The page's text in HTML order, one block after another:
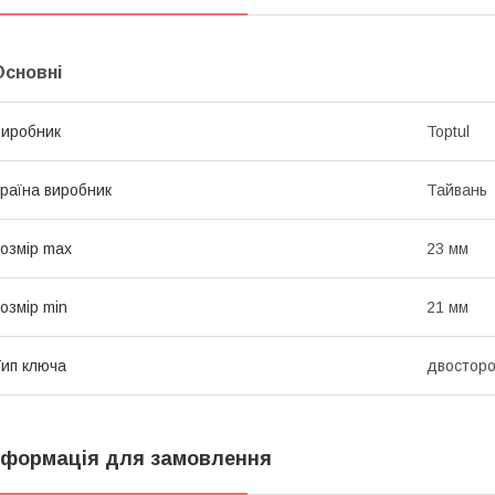
Toptul
виробник Тайвань
max 23 мм
min 21 мм
ключа
для замовлення